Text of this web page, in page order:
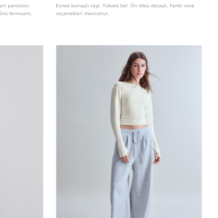
pantolon.
fermuarlı,
Esnek kumaşlı tayt. Yüksek bel. Ön dikiş detaylı. Farklı renk
seçenekleri mevcuttur.